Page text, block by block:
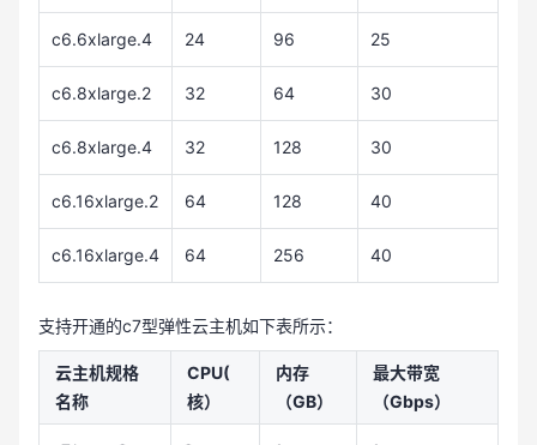
c6.6xlarge.4 24 96 25
c6.8xlarge.2 32 64 30
c6.8xlarge.4 32 128 30
c6.16xlarge.2 64 128 40
c6.16xlarge.4 64 256 40
支持开通的c7型弹性云主机如下表所示：
云主机规格
名称
CPU(
核）
内存
（GB）
最大带宽
（Gbps）